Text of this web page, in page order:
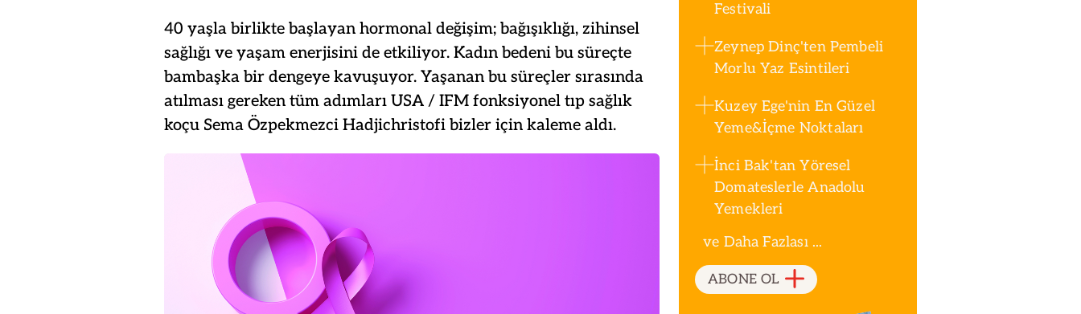
40 yaşla birlikte başlayan hormonal değişim; bağışıklığı, zihinsel
sağlığı ve yaşam enerjisini de etkiliyor. Kadın bedeni bu süreçte
bambaşka bir dengeye kavuşuyor. Yaşanan bu süreçler sırasında
atılması gereken tüm adımları USA / IFM fonksiyonel tıp sağlık
koçu Sema Özpekmezci Hadjichristofi bizler için kaleme aldı.
Festivali
Zeynep Dinç'ten Pembeli
Morlu Yaz Esintileri
Kuzey Ege'nin En Güzel
Yeme&İçme Noktaları
İnci Bak'tan Yöresel
Domateslerle Anadolu
Yemekleri
ve Daha Fazlası ...
ABONE OL